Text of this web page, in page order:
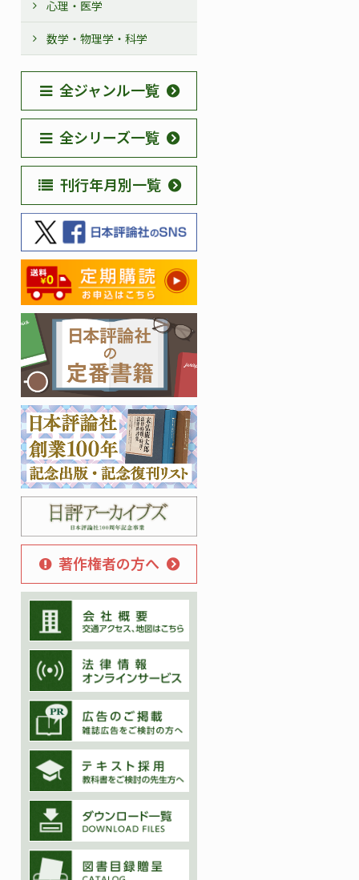
心理・医学
数学・物理学・科学
全ジャンル一覧
全シリーズ一覧
刊行年月別一覧
著作権者の方へ